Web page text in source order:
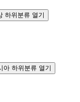
하위분류 열기
아 하위분류 열기